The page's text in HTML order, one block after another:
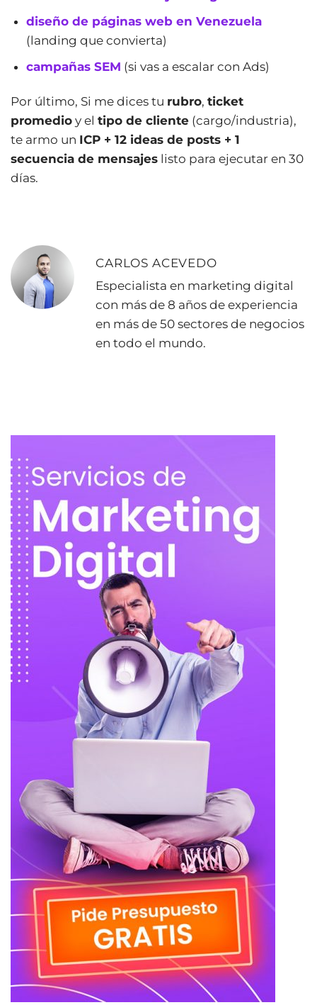
diseño de páginas web en Venezuela
(landing que convierta)
campañas SEM (si vas a escalar con Ads)
Por último, Si me dices tu rubro, ticket
promedio y el tipo de cliente (cargo/industria),
te armo un ICP + 12 ideas de posts + 1
secuencia de mensajes listo para ejecutar en 30
días.
CARLOS ACEVEDO
Especialista en marketing digital
con más de 8 años de experiencia
en más de 50 sectores de negocios
en todo el mundo.